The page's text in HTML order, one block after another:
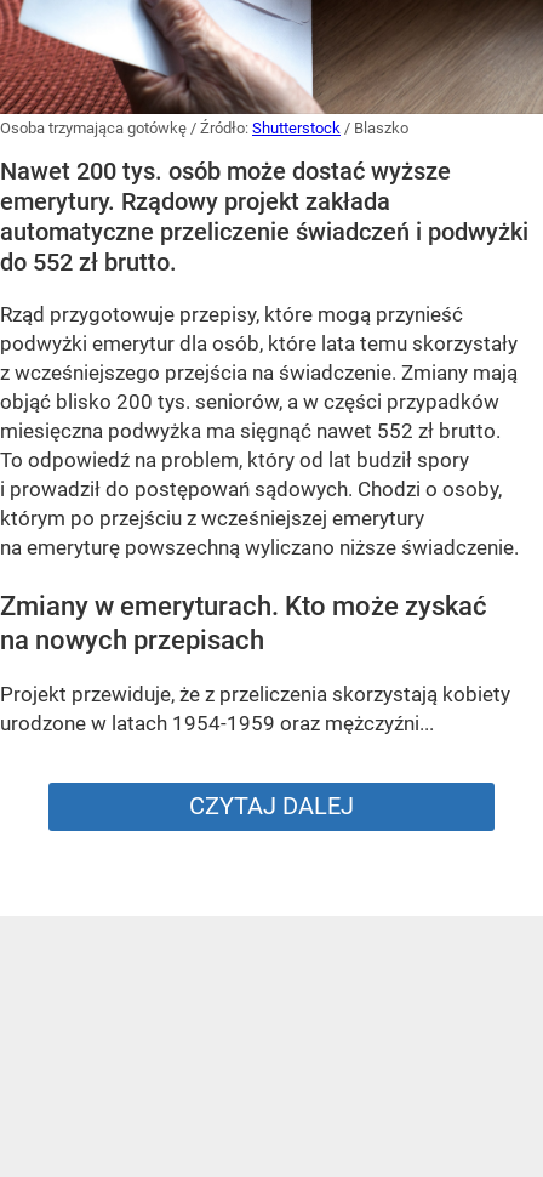
Osoba trzymająca gotówkę / Źródło: Shutterstock / Blaszko
Nawet 200 tys. osób może dostać wyższe
emerytury. Rządowy projekt zakłada
automatyczne przeliczenie świadczeń i podwyżki
do 552 zł brutto.
Rząd przygotowuje przepisy, które mogą przynieść
podwyżki emerytur dla osób, które lata temu skorzystały
z wcześniejszego przejścia na świadczenie. Zmiany mają
objąć blisko 200 tys. seniorów, a w części przypadków
miesięczna podwyżka ma sięgnąć nawet 552 zł brutto.
To odpowiedź na problem, który od lat budził spory
i prowadził do postępowań sądowych. Chodzi o osoby,
którym po przejściu z wcześniejszej emerytury
na emeryturę powszechną wyliczano niższe świadczenie.
Zmiany w emeryturach. Kto może zyskać
na nowych przepisach
Projekt przewiduje, że z przeliczenia skorzystają kobiety
urodzone w latach 1954-1959 oraz mężczyźni...
CZYTAJ DALEJ